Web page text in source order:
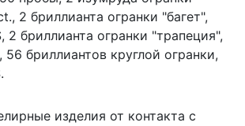
2 бриллианта огранки "багет",
2 бриллианта огранки "трапеция",
56 бриллиантов круглой огранки,
изделия от контакта с